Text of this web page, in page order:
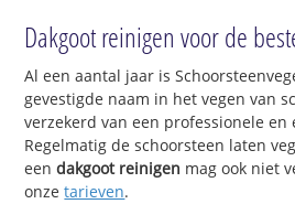
Dakgoot reinigen voor de
Al een aantal jaar is
gevestigde naam in het vegen van
verzekerd van een professionele en
Regelmatig de schoorsteen laten
eendakgoot reinigen mag ook niet
onzetarieven.